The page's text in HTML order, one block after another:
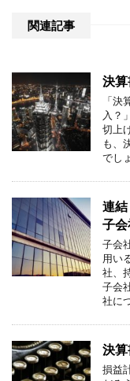
関連記事
決算
「決
入？
切上
も、
でし
連結
子会
子会
用い
社、
子会
社に
決算
損益